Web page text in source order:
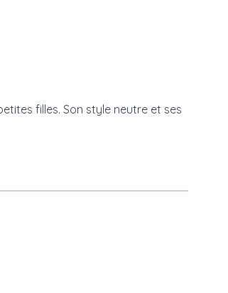
filles. Son style neutre et ses